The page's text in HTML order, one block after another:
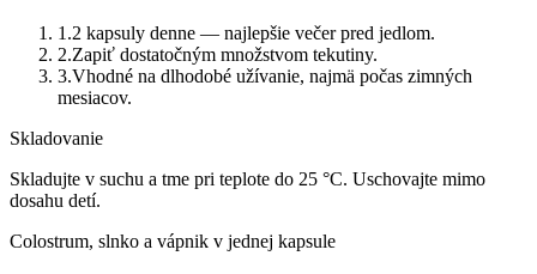
1 .2 kapsuly denne — najlepšie večer pred jedlom.
2.Zapiť dostatočným množstvom tekutiny.
3.Vhodné na dlhodobé užívanie, najmä počas zimných
mesiacov.
Skladovanie
Skladujte v suchu a tme pri teplote do 25 °C. Uschovajte mimo
dosahu detí.
Colostrum, slnko a vápnik v jednej kapsule